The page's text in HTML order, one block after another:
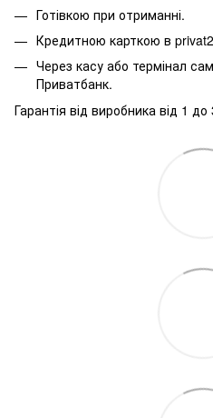
Готівкою при отриманні.
Кредитною карткою в
Через касу або термінал
Приватбанк.
Гарантія від виробника від 1 до